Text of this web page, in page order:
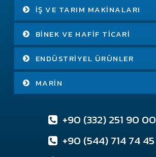
İŞ VE TARIM MAKINALARI
BINEK VE HAFIF TICARI
ENDÜSTRIYEL ÜRÜNLER
MARIN
+90 (332) 251 90 00
+90 (544) 714 74 45